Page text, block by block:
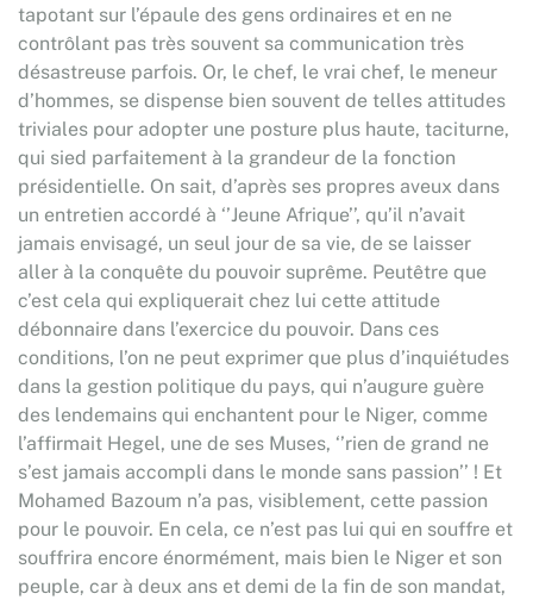
tapotant sur l’épaule des gens ordinaires et en ne
contrôlant pas très souvent sa communication très
désastreuse parfois. Or, le chef, le vrai chef, le meneur
d’hommes, se dispense bien souvent de telles attitudes
triviales pour adopter une posture plus haute, taciturne,
qui sied parfaitement à la grandeur de la fonction
présidentielle. On sait, d’après ses propres aveux dans
un entretien accordé à ‘’Jeune Afrique’’, qu’il n’avait
jamais envisagé, un seul jour de sa vie, de se laisser
aller à la conquête du pouvoir suprême. Peutêtre que
c’est cela qui expliquerait chez lui cette attitude
débonnaire dans l’exercice du pouvoir. Dans ces
conditions, l’on ne peut exprimer que plus d’inquiétudes
dans la gestion politique du pays, qui n’augure guère
des lendemains qui enchantent pour le Niger, comme
l’affirmait Hegel, une de ses Muses, ‘’rien de grand ne
s’est jamais accompli dans le monde sans passion’’ ! Et
Mohamed Bazoum n’a pas, visiblement, cette passion
pour le pouvoir. En cela, ce n’est pas lui qui en souffre et
souffrira encore énormément, mais bien le Niger et son
peuple, car à deux ans et demi de la fin de son mandat,